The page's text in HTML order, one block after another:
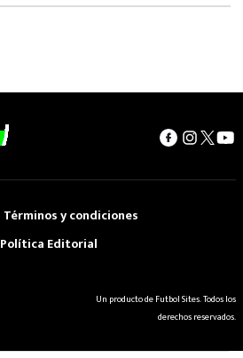
Términos y condiciones
Política Editorial
Un producto de Futbol Sites. Todos los
derechos reservados.